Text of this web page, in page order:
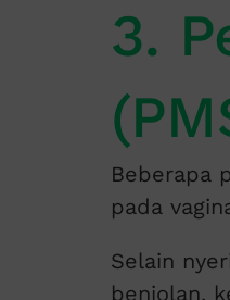
3.
Beberapa
pada
Selain
benjolan,